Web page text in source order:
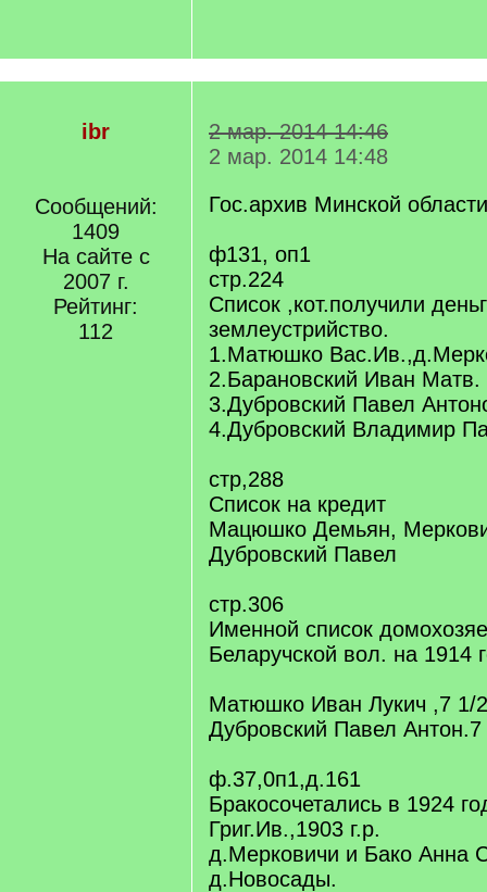
ibr
Сообщений:
1409
На сайте с
2007 г.
Рейтинг:
112
2 мар. 2014 14:46
2 мар. 2014 14:48
Гос.архив Минской области
ф131, оп1
стр.224
Список ,кот.получили
землеустрийство.
1.Матюшко
2.Барановский Иван Матв.
3.Дубровский Павел
4.Дубровский Владимир
стр,288
Список на кредит
Мацюшко Демьян,
Дубровский Павел
стр.306
Именной список
Беларучской вол. на 1914
Матюшко Иван Лукич ,7 1/
Дубровский Павел
ф.37,0п1,д.161
Бракосочетались в 1924
Григ.Ив.,1903 г.р.
д.Мерковичи и Бако Анна
д.Новосады.